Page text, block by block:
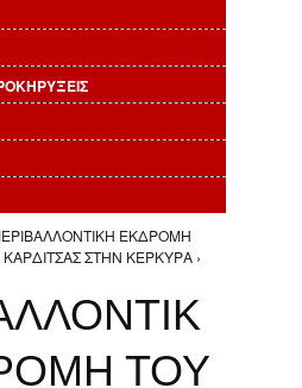
ΕΚΔΡΟΜΗ
ΣΤΗΝ ΚΕΡΚΥΡΑ ›
ΤΟΥ